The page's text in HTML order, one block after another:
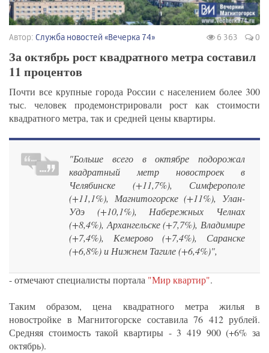
Автор: Служба новостей «Вечерка 74» 6 363 0
За октябрь рост квадратного метра составил
11 процентов
Почти все крупные города России с населением более 300
тыс. человек продемонстрировали рост как стоимости
квадратного метра, так и средней цены квартиры.
"Больше всего в октябре подорожал
квадратный метр новостроек в
Челябинске (+11,7%), Симферополе
(+11,1%), Магнитогорске (+11%), Улан-
Удэ (+10,1%), Набережных Челнах
(+8,4%), Архангельске (+7,7%), Владимире
(+7,4%), Кемерово (+7,4%), Саранске
(+6,8%) и Нижнем Тагиле (+6,4%)",
- отмечают специалисты портала "Мир квартир".
Таким образом, цена квадратного метра жилья в
новостройке в Магнитогорске составила 76 412 рублей.
Средняя стоимость такой квартиры - 3 419 900 (+6% за
октябрь).